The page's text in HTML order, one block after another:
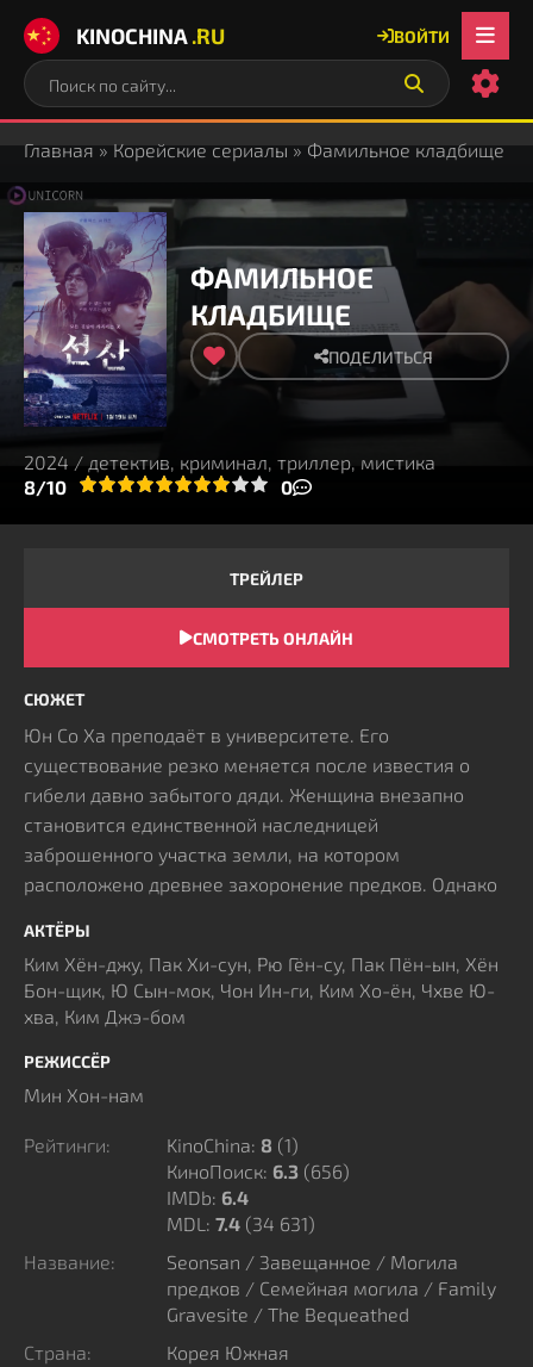
KINOCHINA.RU ВОЙТИ
Главная»Корейские сериалы» Фамильное кладбище
ФАМИЛЬНОЕ
КЛАДБИЩЕ
ПОДЕЛИТЬСЯ
2024 / детектив, криминал, триллер, мистика
8/10
4 5 6 7 8 9 10 0
ТРЕЙЛЕР
СМОТРЕТЬ ОНЛАЙН
СЮЖЕТ
Юн Со Ха преподаёт в университете. Его
существование резко меняется после известия о
гибели давно забытого дяди. Женщина внезапно
становится единственной наследницей
заброшенного участка земли, на котором
расположено древнее захоронение предков. Однако
появлением сводного брата Ким Ён Хо,
предъявляющего свои претензии на территорию.
Ситуация накаляется, когда вокруг этого места
начинают происходить жуткие инциденты,
превращая рутинную процедуру оформления
документов в леденящую кровь криминальную
Расследованием череды подозрительных
происшествий занимаются детективы Сон Джун Хо и
Чхве Сон Джун, подозревающие, что ключи к
разгадке сокрыты в прошлом данной семьи. Мрачные
тайны и подавленные обиды вырываются наружу,
обнажая истинную натуру каждого претендента на
достояние усопшего. Остросюжетный триллер
погружает зрителя в атмосферу нарастающего
АКТЁРЫ
Ким Хён-джу, Пак Хи-сун, Рю Гён-су, Пак Пён-ын, Хён
Бон-щик, Ю Сын-мок, Чон Ин-ги, Ким Хо-ён, Чхве Ю-
хва, Ким Джэ-бом
РЕЖИССЁР
Мин Хон-нам
Рейтинги: KinoChina: 8 (1)
КиноПоиск: 6.3 (656)
IMDb: 6.4
MDL: 7.4 (34 631)
Название:
Seonsan / Завещанное / Могила
предков / Семейная могила / Family
Gravesite / The Bequeathed
Страна:
Корея Южная